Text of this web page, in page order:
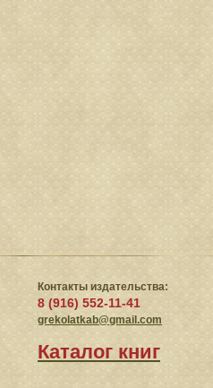
Контакты издательства:
8 (916) 552-11-41
grekolatkab@gmail.com
Каталог книг